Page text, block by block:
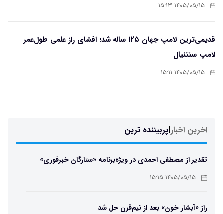
۱۴۰۵/۰۵/۱۵ ۱۵:۱۳
قدیمی‌ترین لامپ جهان ۱۲۵ ساله شد؛ افشای راز علمی طول‌عمر
لامپ سنتنیال
۱۴۰۵/۰۵/۱۵ ۱۵:۱۱
اخرین اخبار|پربیننده ترین
تقدیر از مصطفی احمدی در ویژه‌برنامه «ستارگان خبرفوری»
۱۴۰۵/۰۵/۱۵ ۱۵:۱۵
راز «آبشار خون» بعد از نیم‌قرن حل شد